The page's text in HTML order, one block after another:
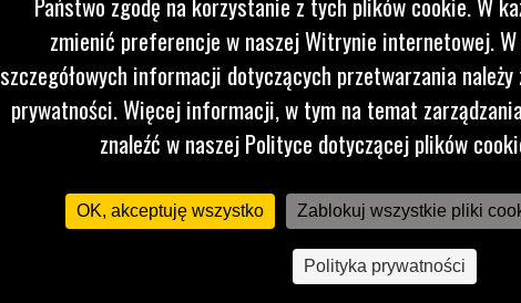
zmienić preferencje w naszej Witrynie internetowej.
szczegółowych informacji dotyczących przetwarzania
prywatności. Więcej informacji, w tym na temat
znaleźć w naszej Polityce dotyczącej plików
OK, akceptuję wszystko Zablokuj wszystkie pliki
Polityka prywatności